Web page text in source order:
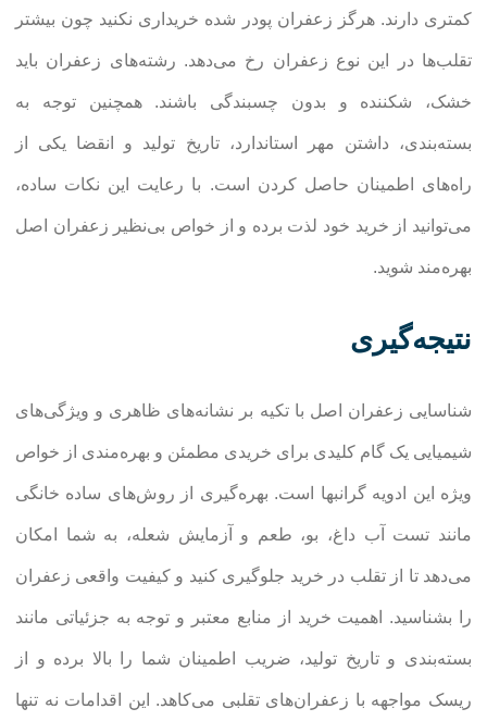
کمتری دارند. هرگز زعفران پودر شده خریداری نکنید چون بیشتر
تقلب‌ها در این نوع زعفران رخ می‌دهد. رشته‌های زعفران باید
خشک، شکننده و بدون چسبندگی باشند. همچنین توجه به
بسته‌بندی، داشتن مهر استاندارد، تاریخ تولید و انقضا یکی از
راه‌های اطمینان حاصل کردن است. با رعایت این نکات ساده،
می‌توانید از خرید خود لذت برده و از خواص بی‌نظیر زعفران اصل
بهره‌مند شوید.
نتیجه‌گیری
شناسایی زعفران اصل با تکیه بر نشانه‌های ظاهری و ویژگی‌های
شیمیایی یک گام کلیدی برای خریدی مطمئن و بهره‌مندی از خواص
ویژه این ادویه گرانبها است. بهره‌گیری از روش‌های ساده خانگی
مانند تست آب داغ، بو، طعم و آزمایش شعله، به شما امکان
می‌دهد تا از تقلب در خرید جلوگیری کنید و کیفیت واقعی زعفران
را بشناسید. اهمیت خرید از منابع معتبر و توجه به جزئیاتی مانند
بسته‌بندی و تاریخ تولید، ضریب اطمینان شما را بالا برده و از
ریسک مواجهه با زعفران‌های تقلبی می‌کاهد. این اقدامات نه تنها